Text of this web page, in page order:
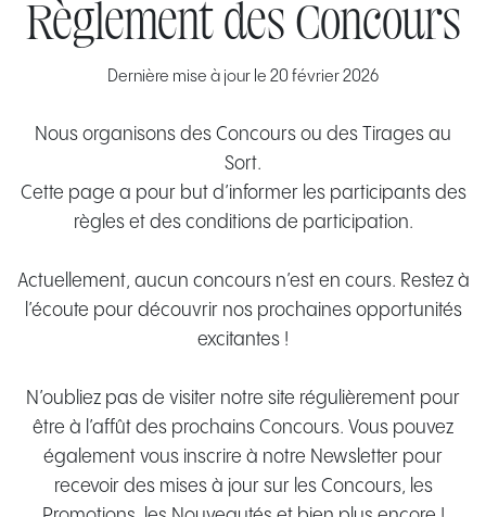
Règlement des Concours
Dernière mise à jour le 20 février 2026
Nous organisons des Concours ou des Tirages au
Sort.
Cette page a pour but d’informer les participants des
règles et des conditions de participation.
Actuellement, aucun concours n’est en cours. Restez à
l’écoute pour découvrir nos prochaines opportunités
excitantes !
N’oubliez pas de visiter notre site régulièrement pour
être à l’affût des prochains Concours. Vous pouvez
également vous inscrire à notre Newsletter pour
recevoir des mises à jour sur les Concours, les